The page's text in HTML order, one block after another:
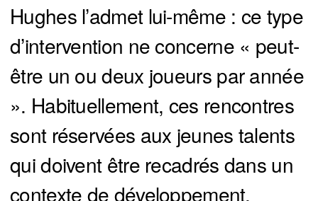
Hughes l’admet lui-même : ce type
d’intervention ne concerne « peut-
être un ou deux joueurs par année
». Habituellement, ces rencontres
sont réservées aux jeunes talents
qui doivent être recadrés dans un
contexte de développement,